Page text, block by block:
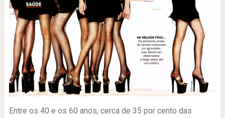
Entre os 40 e os 60 anos, cerca de 35 por cento das